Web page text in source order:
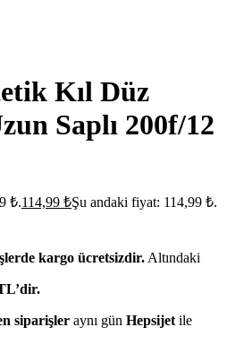
Kıl Düz
Saplı 200f/12
₺.114,99 ₺Şu andaki fiyat: 114,99 ₺.
kargo ücretsizdir. Altındaki
siparişler aynı gün Hepsijet ile